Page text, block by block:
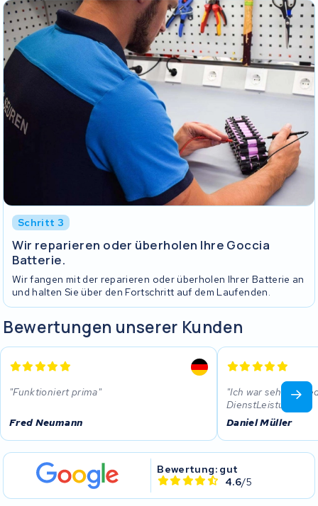
Schritt 3
Wir reparieren oder überholen Ihre Goccia
Batterie.
Wir fangen mit der reparieren oder überholen Ihrer Batterie an
und halten Sie über den Fortschritt auf dem Laufenden.
Bewertungen unserer Kunden
Funktioniert prima
Fred Neumann
Ich war sehr
DienstLeistung.
Daniel Müller
Bewertung: gut
4.6/5